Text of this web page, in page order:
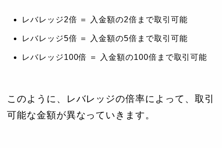
レバレッジ2倍 ＝ 入金額の2倍まで取引可能
レバレッジ5倍 ＝ 入金額の5倍まで取引可能
レバレッジ100倍 ＝ 入金額の100倍まで取引可能
このように、レバレッジの倍率によって、取引
可能な金額が異なっていきます。